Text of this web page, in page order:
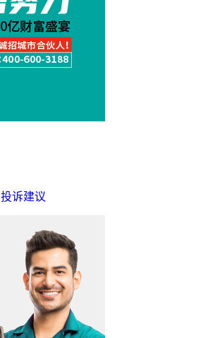
投诉建议